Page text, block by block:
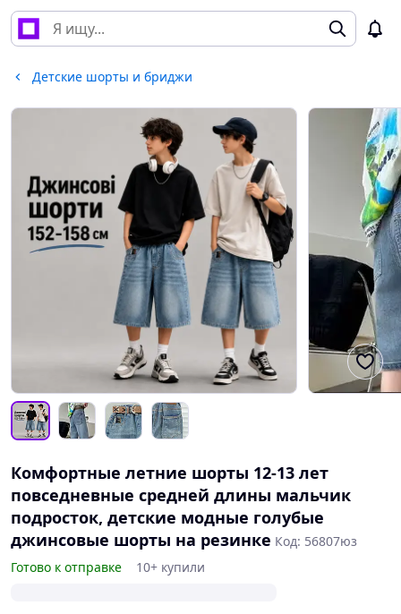
Детские шорты и бриджи
Комфортные летние шорты 12-13 лет
повседневные средней длины мальчик
подросток, детские модные голубые
джинсовые шорты на резинке Код: 56807юз
Готово к отправке
10+ купили